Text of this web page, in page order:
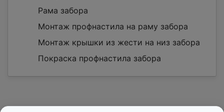
Рама забора
Монтаж профнастила на раму забора
Монтаж крышки из жести на низ забора
Покраска профнастила забора